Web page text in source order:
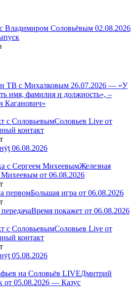
Владимиром Соловьёвым 02.08.2026
ТВ с Михалковым 26.07.2026 — «У
имя, фамилия и должность», –
Каганович»
Соловьев Live от
контакт
06.08.2026
Железная
Михеевым от 06.08.2026
Большая игра от 06.08.2026
Время покажет от 06.08.2026
Соловьев Live от
контакт
05.08.2026
Дмитрий
от 05.08.2026 — Казус